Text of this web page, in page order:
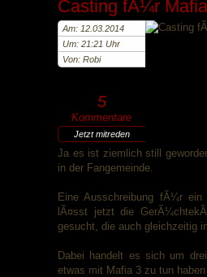
Casting fÃ¼r
Am: 12.03.2014
Um: 21:21 Uhr
Von: Robi
5
Kommentare
Jetzt mitreden
Ja es ist ziemlich still
in der Fangemeinde.
Eine Ausschreibung fÃ¼r
lÃ¤sst jetzt die
gesucht, die auch gleichzeitig
Dabei handelt es sich um
etwas mit Mafia 3 zu tun